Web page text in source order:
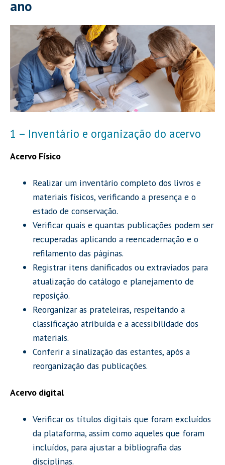
ano
1 – Inventário e organização do acervo
Acervo Físico
Realizar um inventário completo dos livros e
materiais físicos, verificando a presença e o
estado de conservação.
Verificar quais e quantas publicações podem ser
recuperadas aplicando a reencadernação e o
refilamento das páginas.
Registrar itens danificados ou extraviados para
atualização do catálogo e planejamento de
reposição.
Reorganizar as prateleiras, respeitando a
classificação atribuída e a acessibilidade dos
materiais.
Conferir a sinalização das estantes, após a
reorganização das publicações.
Acervo digital
Verificar os títulos digitais que foram excluídos
da plataforma, assim como aqueles que foram
incluídos, para ajustar a bibliografia das
disciplinas.